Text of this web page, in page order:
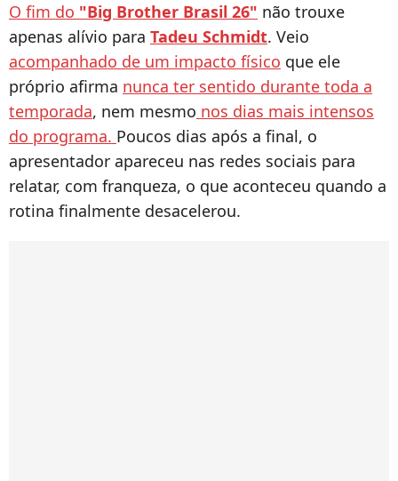
O fim do "Big Brother Brasil 26" não trouxe
apenas alívio para Tadeu Schmidt. Veio
acompanhado de um impacto físico que ele
próprio afirma nunca ter sentido durante toda a
temporada, nem mesmo nos dias mais intensos
do programa. Poucos dias após a final, o
apresentador apareceu nas redes sociais para
relatar, com franqueza, o que aconteceu quando a
rotina finalmente desacelerou.